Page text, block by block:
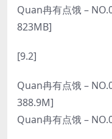
Quan冉有点饿 –
823MB]
[9.2]
Quan冉有点饿 –
388.9M]
Quan冉有点饿 –